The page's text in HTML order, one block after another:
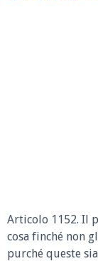
Articolo 1152. Il
cosa finché non
purché queste